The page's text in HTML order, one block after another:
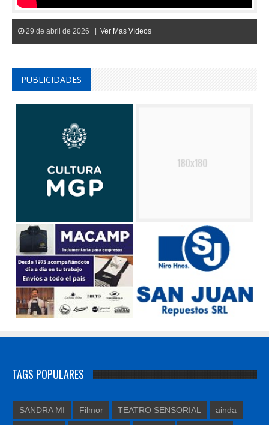
29 de abril de 2026 | Ver Mas Vídeos
PUBLICIDADES
TAGS POPULARES
SANDRA MI Filmor TEATRO SENSORIAL ainda